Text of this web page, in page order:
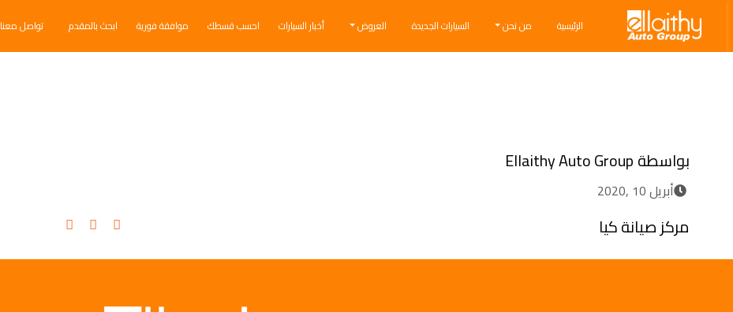
Ellaithy Auto Group
Breadcrumb navigation
الرئيسية من نحن السيارات الجديدة العروض أخبار السيارات احسب قسطك موافقة فورية ابحث بالمقدم تواصل معنا
بواسطةEllaithy Auto Group
أبريل 10 ,2020
مركز صيانة كيا